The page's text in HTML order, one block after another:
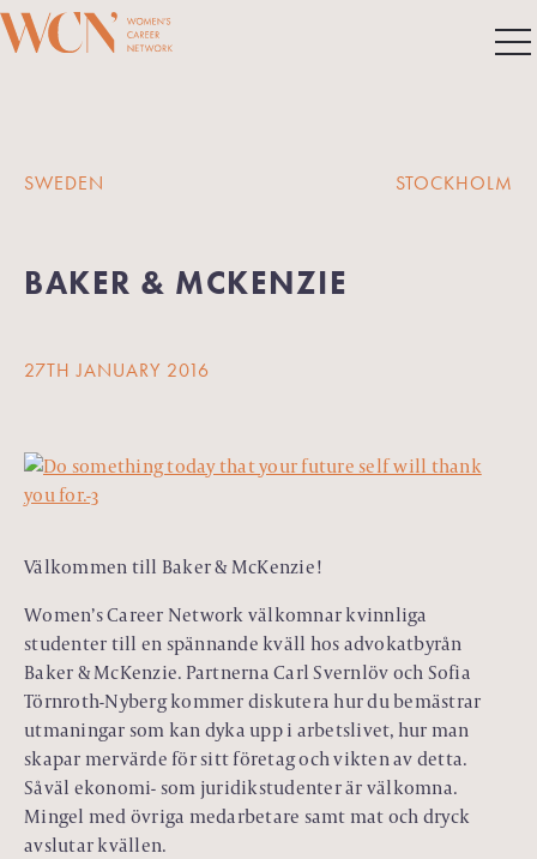
SWEDEN STOCKHOLM
BAKER & MCKENZIE
27TH JANUARY 2016
Välkommen till Baker & McKenzie!
Women’s Career Network välkomnar kvinnliga
studenter till en spännande kväll hos advokatbyrån
Baker & McKenzie. Partnerna Carl Svernlöv och Sofia
Törnroth-Nyberg kommer diskutera hur du bemästrar
utmaningar som kan dyka upp i arbetslivet, hur man
skapar mervärde för sitt företag och vikten av detta.
Såväl ekonomi- som juridikstudenter är välkomna.
Mingel med övriga medarbetare samt mat och dryck
avslutar kvällen.